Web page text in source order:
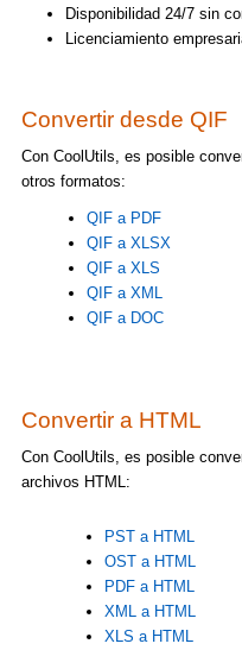
Disponibilidad 24/7 sin
Licenciamiento
Convertir desde QIF
Con CoolUtils, es posible
otros formatos:
QIF a PDF
QIF a XLSX
QIF a XLS
QIF a XML
QIF a DOC
Convertir a HTML
Con CoolUtils, es posible
archivos HTML:
PST a HTML
OST a HTML
PDF a HTML
XML a HTML
XLS a HTML